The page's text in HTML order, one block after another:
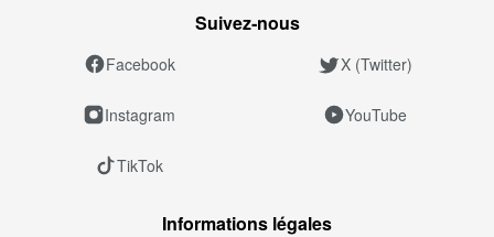
Suivez‑nous
Facebook X (Twitter)
Instagram YouTube
TikTok
Informations légales